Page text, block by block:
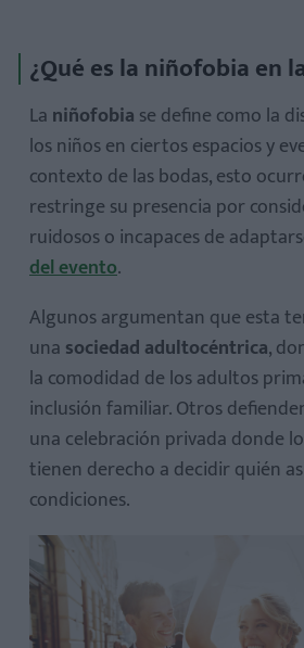
2. Los niños aportan alegría
3. Existen soluciones para su
1. ¿Qué hacer si no puedo asistir a
2. ¿Cuál es una solución para
¿Qué es la niñofobia en
La niñofobia se define como la
los niños en ciertos espacios y
contexto de las bodas, esto
restringe su presencia por
ruidosos o incapaces de
del evento.
Algunos argumentan que esta
una sociedad adultocéntrica,
la comodidad de los adultos
inclusión familiar. Otros
una celebración privada donde
tienen derecho a decidir quién
condiciones.